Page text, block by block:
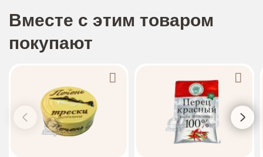
Вместе с этим товаром
покупают